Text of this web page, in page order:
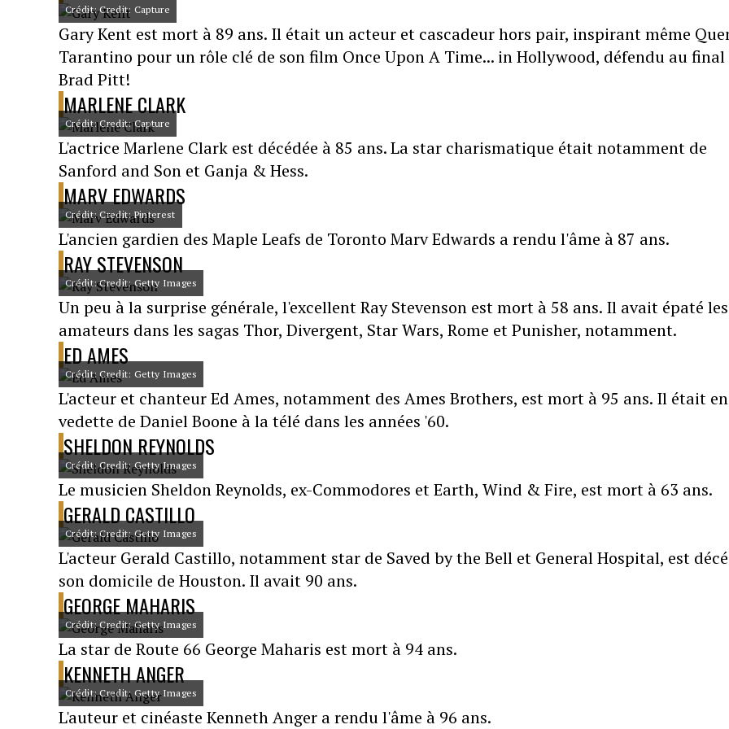
Crédit: Credit: Capture
Gary Kent est mort à 89 ans. Il était un acteur et cascadeur hors pair, inspirant même
Tarantino pour un rôle clé de son film Once Upon A Time... in Hollywood, défendu au
Brad Pitt!
MARLENE CLARK
Crédit: Credit: Capture
L'actrice Marlene Clark est décédée à 85 ans. La star charismatique était notamment de
Sanford and Son et Ganja & Hess.
MARV EDWARDS
Crédit: Credit: Pinterest
L'ancien gardien des Maple Leafs de Toronto Marv Edwards a rendu l'âme à 87 ans.
RAY STEVENSON
Crédit: Credit: Getty Images
Un peu à la surprise générale, l'excellent Ray Stevenson est mort à 58 ans. Il avait épaté les
amateurs dans les sagas Thor, Divergent, Star Wars, Rome et Punisher, notamment.
ED AMES
Crédit: Credit: Getty Images
L'acteur et chanteur Ed Ames, notamment des Ames Brothers, est mort à 95 ans. Il était en
vedette de Daniel Boone à la télé dans les années '60.
SHELDON REYNOLDS
Crédit: Credit: Getty Images
Le musicien Sheldon Reynolds, ex-Commodores et Earth, Wind & Fire, est mort à 63 ans.
GERALD CASTILLO
Crédit: Credit: Getty Images
L'acteur Gerald Castillo, notamment star de Saved by the Bell et General Hospital, est
son domicile de Houston. Il avait 90 ans.
GEORGE MAHARIS
Crédit: Credit: Getty Images
La star de Route 66 George Maharis est mort à 94 ans.
KENNETH ANGER
Crédit: Credit: Getty Images
L'auteur et cinéaste Kenneth Anger a rendu l'âme à 96 ans.